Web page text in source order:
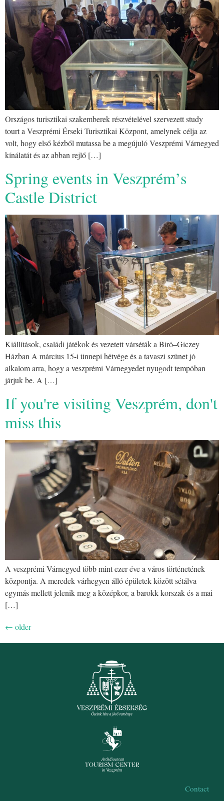
Országos turisztikai szakemberek részvételével szervezett study
tourt a Veszprémi Érseki Turisztikai Központ, amelynek célja az
volt, hogy első kézből mutassa be a megújuló Veszprémi Várnegyed
kínálatát és az abban rejlő […]
Spring events in Veszprém’s
Castle District
Kiállítások, családi játékok és vezetett várséták a Biró–Giczey
Házban A március 15-i ünnepi hétvége és a tavaszi szünet jó
alkalom arra, hogy a veszprémi Várnegyedet nyugodt tempóban
járjuk be. A […]
If you're visiting Veszprém, don't
miss this
A veszprémi Várnegyed több mint ezer éve a város történetének
központja. A meredek várhegyen álló épületek között sétálva
egymás mellett jelenik meg a középkor, a barokk korszak és a mai
[…]
← older
Contact